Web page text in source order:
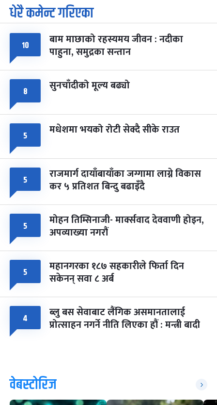
७
आइत
पूर्णिमा व्रत
चैत्र ७, २०८३-Mar 21, 2027
८ फागुपूर्णिमा
चैत्र ८, २०८३-Mar 22, 2027
७ महिना बाँकी
धेरै कमेन्ट गरिएका
१० बाम माछाको रहस्यमय जीवन : नदीका
पाहुना, समुद्रका सन्तान
८ सुनचाँदीको मूल्य बढ्यो
५ मधेशमा भयको रोटी सेक्दै सीके राउत
५ राजमार्ग दायाँबायाँका जग्गामा लाग्ने विकास
कर ५ प्रतिशत बिन्दु बढाइँदै
५ मोहन तिम्सिनाजी- मार्क्सवाद देववाणी होइन,
अपव्याख्या नगरौं
५ महानगरका १८७ सहकारीले फिर्ता दिन
सकेनन् सवा ८ अर्ब
४ ब्लु बस सेवाबाट लैंगिक असमानतालाई
प्रोत्साहन नगर्ने नीति लिएका हौं : मन्त्री बादी
वेबस्टोरिज